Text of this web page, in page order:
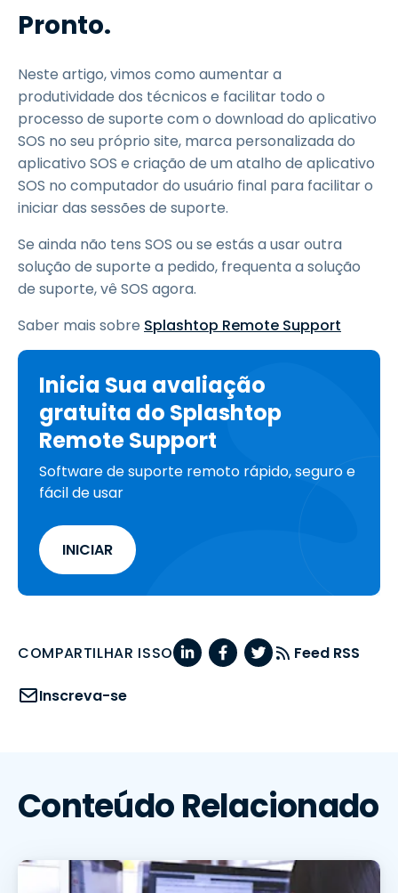
Pronto.
Neste artigo, vimos como aumentar a
produtividade dos técnicos e facilitar todo o
processo de suporte com o download do aplicativo
SOS no seu próprio site, marca personalizada do
aplicativo SOS e criação de um atalho de aplicativo
SOS no computador do usuário final para facilitar o
iniciar das sessões de suporte.
Se ainda não tens SOS ou se estás a usar outra
solução de suporte a pedido, frequenta a solução
de suporte, vê SOS agora.
Saber mais sobre Splashtop Remote Support
Inicia Sua avaliação
gratuita do Splashtop
Remote Support
Software de suporte remoto rápido, seguro e
fácil de usar
INICIAR
COMPARTILHAR ISSO Feed RSS
Inscreva-se
Conteúdo Relacionado